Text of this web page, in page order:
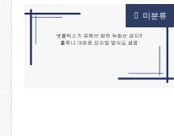
미분류